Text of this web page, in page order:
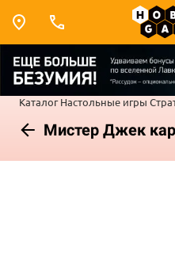
Каталог Настольные игры
Мистер Джек